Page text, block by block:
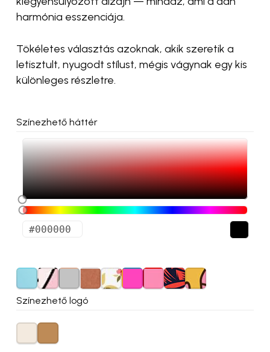
harmónia esszenciája.
Tökéletes választás azoknak, akik szeretik a
letisztult, nyugodt stílust, mégis vágynak egy kis
különleges részletre.
Színezhető háttér
Színezhető logó